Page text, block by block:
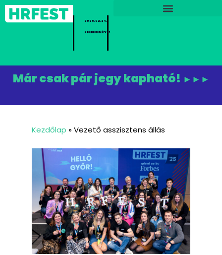
2026.02.24.
Székesfehérvár
Már csak pár jegy kapható! ►►►
Kezdőlap »Vezető asszisztens állás